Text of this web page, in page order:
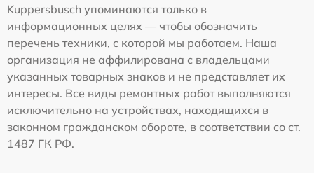
Kuppersbusch упоминаются только в
информационных целях — чтобы обозначить
перечень техники, с которой мы работаем. Наша
организация не аффилирована с владельцами
указанных товарных знаков и не представляет их
интересы. Все виды ремонтных работ выполняются
исключительно на устройствах, находящихся в
законном гражданском обороте, в соответствии со ст.
1487 ГК РФ.